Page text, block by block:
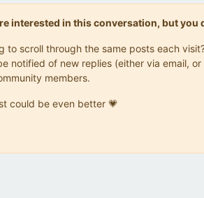
interested in this conversation, but you
to scroll through the same posts each
notified of new replies (either via email,
members.
could be even better 💗